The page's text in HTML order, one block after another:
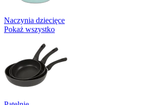
Naczynia dziecięce
Pokaż wszystko